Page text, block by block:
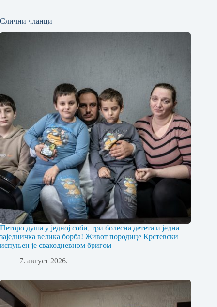
Слични чланци
Петоро душа у једној соби, три болесна детета и једна
заједничка велика борба! Живот породице Крстевски
испуњен је свакодневном бригом
7. август 2026.